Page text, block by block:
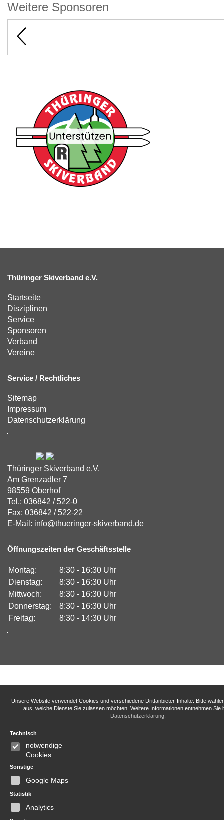
Weitere Sponsoren
Thüringer Skiverband e.V.
Startseite
Disziplinen
Service
Sponsoren
Verband
Vereine
Service / Rechtliches
Sitemap
Impressum
Datenschutzerklärung
Thüringer Skiverband e.V.
Am Grenzadler 7
98559 Oberhof
Tel.: 036842 / 522-0
Fax: 036842 / 522-22
E-Mail: info@thueringer-skiverband.de
Öffnungszeiten der Geschäftsstelle
Montag:
8:30 - 16:30 Uhr
Dienstag:
8:30 - 16:30 Uhr
Mittwoch:
8:30 - 16:30 Uhr
Donnerstag:
8:30 - 16:30 Uhr
Freitag:
8:30 - 14:30 Uhr
Unsere Website verwendet Cookies und verschiedene Drittanbieter-Inhalte. Bitte
aus, welche Dienste Sie zulassen möchten. Weitere Informationen entnehmen Sie
Datenschutzerklärung.
Technisch
notwendige
Cookies
Sonstige
Google Maps
Statistik
Analytics